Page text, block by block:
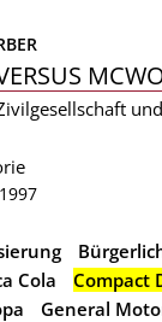
Cola
Compact
General